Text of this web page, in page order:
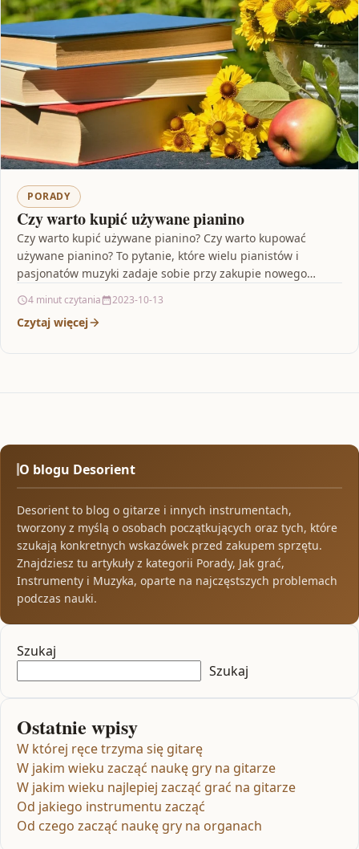
PORADY
Czy warto kupić używane pianino
Czy warto kupić używane pianino? Czy warto kupować
używane pianino? To pytanie, które wielu pianistów i
pasjonatów muzyki zadaje sobie przy zakupie nowego
4 minut czytania 2023-10-13
Czytaj więcej
O blogu Desorient
Desorient to blog o gitarze i innych instrumentach,
tworzony z myślą o osobach początkujących oraz tych, które
szukają konkretnych wskazówek przed zakupem sprzętu.
Znajdziesz tu artykuły z kategorii Porady, Jak grać,
Instrumenty i Muzyka, oparte na najczęstszych problemach
podczas nauki.
Szukaj
Szukaj
Ostatnie wpisy
W której ręce trzyma się gitarę
W jakim wieku zacząć naukę gry na gitarze
W jakim wieku najlepiej zacząć grać na gitarze
Od jakiego instrumentu zacząć
Od czego zacząć naukę gry na organach